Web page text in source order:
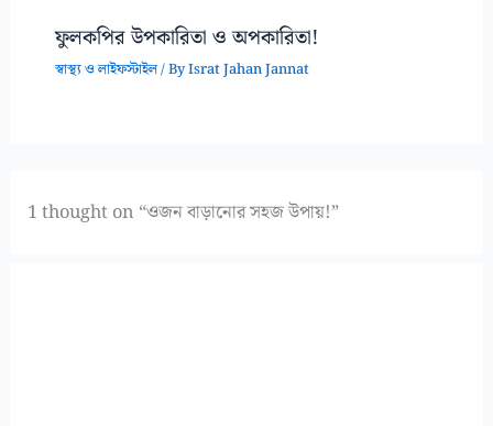
ফুলকপির উপকারিতা ও অপকারিতা!
স্বাস্থ্য ও লাইফস্টাইল/ ByIsrat Jahan Jannat
1 thought on “ওজন বাড়ানোর সহজ উপায়!”